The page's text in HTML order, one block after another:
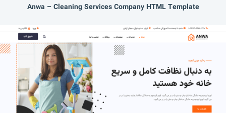
Anwa – Cleaning Services Company HTML Template